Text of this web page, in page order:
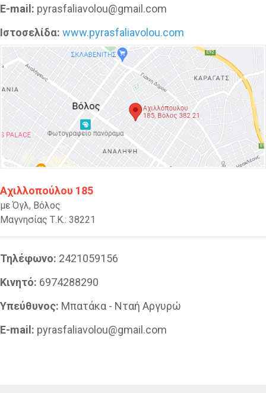
E-mail: pyrasfaliavolou@gmail.com
Ιστοσελίδα: www.pyrasfaliavolou.com
Αχιλλοπούλου 185
με Όγλ, Βόλος
Mαγνησίας Τ.Κ.: 38221
Τηλέφωνο: 2421059156
Κινητό: 6974288290
Υπεύθυνος: Μπατάκα - Νταή Αργυρώ
E-mail: pyrasfaliavolou@gmail.com